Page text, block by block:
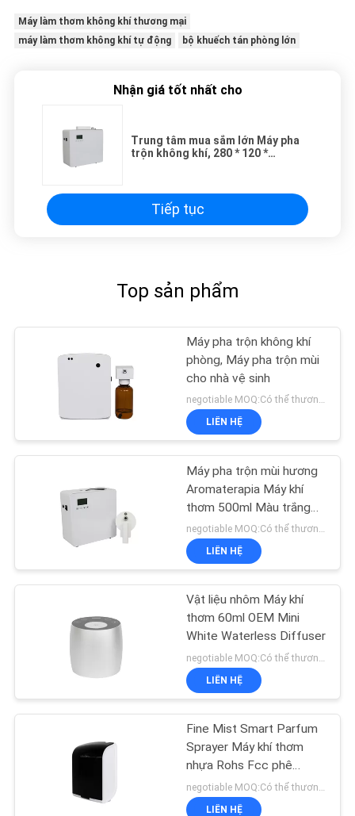
Máy làm thơm không khí thương mại
máy làm thơm không khí tự động
bộ khuếch tán phòng lớn
Nhận giá tốt nhất cho
Trung tâm mua sắm lớn Máy pha
trộn không khí, 280 * 120 *
Tiếp tục
Top sản phẩm
Máy pha trộn không khí
phòng, Máy pha trộn mùi
cho nhà vệ sinh
negotiable MOQ:Có thể thương lượng
LIÊN HỆ
Máy pha trộn mùi hương
Aromaterapia Máy khí
thơm 500ml Màu trắng
800-1200m3
negotiable MOQ:Có thể thương lượng
LIÊN HỆ
Vật liệu nhôm Máy khí
thơm 60ml OEM Mini
White Waterless Diffuser
negotiable MOQ:Có thể thương lượng
LIÊN HỆ
Fine Mist Smart Parfum
Sprayer Máy khí thơm
nhựa Rohs Fcc phê
duyệt mùi hương
LIÊN HỆ